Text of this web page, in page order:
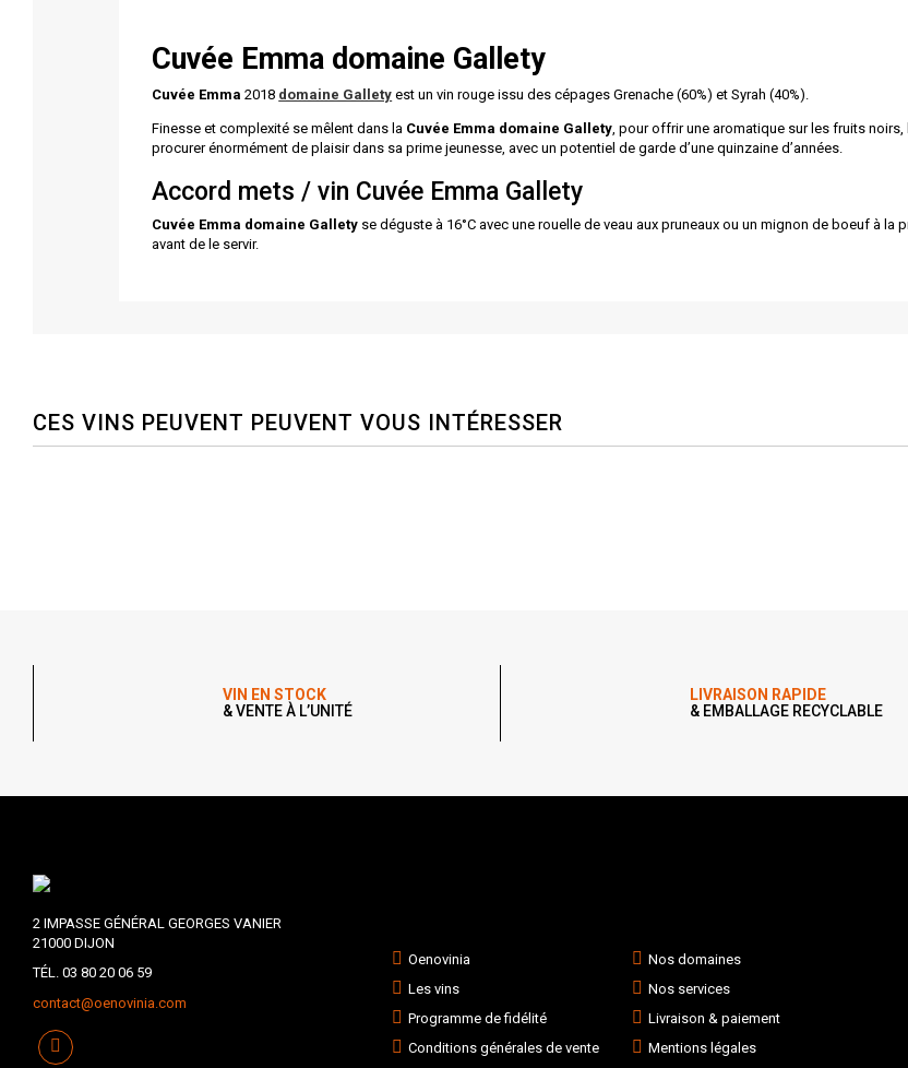
Cuvée Emma domaine Gallety
Cuvée Emma 2018 domaine Gallety est un vin rouge issu des cépages Grenache (60%) et Syrah (40%).
Finesse et complexité se mêlent dans la Cuvée Emma domaine Gallety, pour offrir une aromatique sur les fruits
procurer énormément de plaisir dans sa prime jeunesse, avec un potentiel de garde d’une quinzaine d’années.
Accord mets / vin Cuvée Emma Gallety
Cuvée Emma domaine Gallety se déguste à 16°C avec une rouelle de veau aux pruneaux ou un mignon de boeuf à
avant de le servir.
CES VINS PEUVENT PEUVENT VOUS INTÉRESSER
VIN EN STOCK
& VENTE À L’UNITÉ
LIVRAISON RAPIDE
& EMBALLAGE RECYCLABLE
2 IMPASSE GÉNÉRAL GEORGES VANIER
21000 DIJON
TÉL. 03 80 20 06 59
contact@oenovinia.com
Oenovinia
Nos domaines
Les vins
Nos services
Programme de fidélité
Livraison & paiement
Conditions générales de vente
Mentions légales